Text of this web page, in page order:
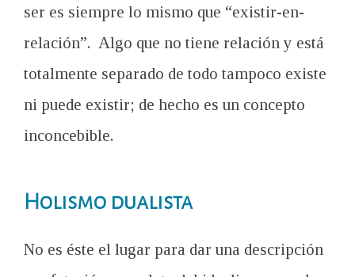
ser es siempre lo mismo que “existir-en-
relación”. Algo que no tiene relación y está
totalmente separado de todo tampoco existe
ni puede existir; de hecho es un concepto
inconcebible.
Holismo dualista
No es éste el lugar para dar una descripción